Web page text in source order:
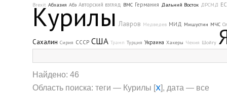
Brexit Абхазия Абэ Авторский взгляд ВМС Германия Дальний Восток ДРСМД ЕС
Курилы Лавров Медведев МИД Мишустин МЧС
Сахалин Сирия СССР США Трамп Турция Украина Хакеры Чехия Шойгу
Найдено: 46
Область поиска: теги — Курилы [x], дата — все